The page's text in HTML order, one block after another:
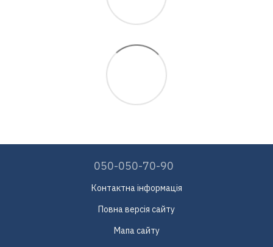
050-050-70-90
Контактна інформація
Повна версія сайту
Мапа сайту